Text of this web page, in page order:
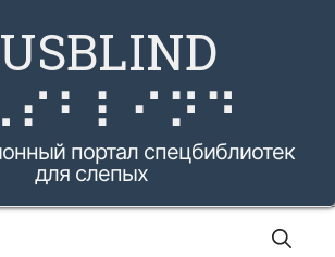
портал спецбиблиотек
для слепых